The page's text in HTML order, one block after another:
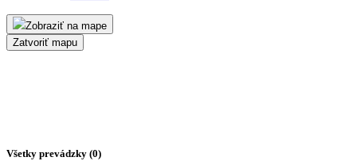
Zobraziť na mape
Zatvoriť mapu
Všetky prevádzky (0)